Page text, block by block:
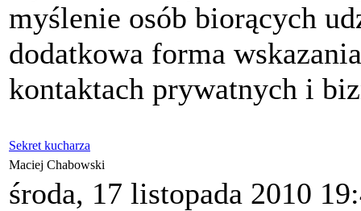
myślenie osób biorących
dodatkowa forma
kontaktach prywatnych i
Sekret kucharza
Maciej Chabowski
środa, 17 listopada 2010